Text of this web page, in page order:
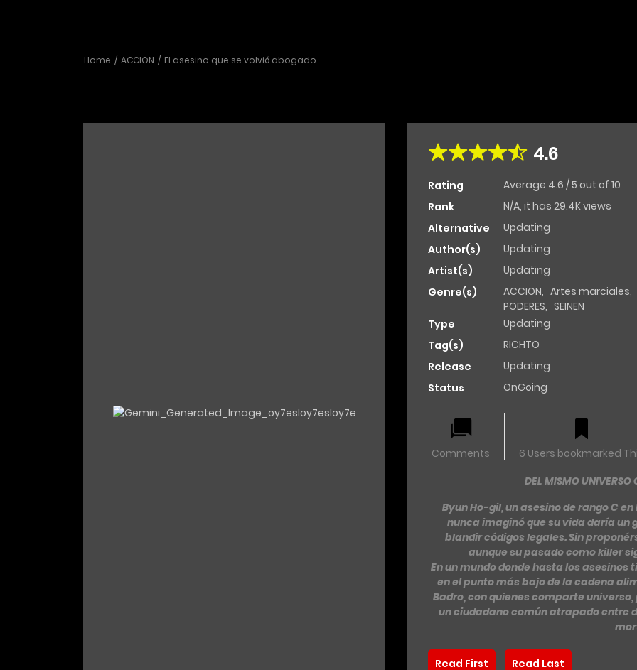
Home ACCION El asesino que se volvió abogado
4.6
Rating Average 4.6 /5 out of 10
Rank
N/A, it has 29.4K views
Alternative
Updating
Author(s)
Updating
Artist(s)
Updating
Genre(s)
ACCION, Artes marciales,
PODERES, SEINEN
Type
Updating
Tag(s)
RICHTO
Release
Updating
Status
OnGoing
Comments
6 Users bookmarked
DEL MISMO UNIVERSO
Byun Ho-gil, un asesino de rango C
nunca imaginó que su vida daría un
blandir códigos legales. Sin
aunque su pasado como killer
En un mundo donde hasta los
en el punto más bajo de la cadena
Badro, con quienes comparte
un ciudadano común atrapado entre
Read First Read Last